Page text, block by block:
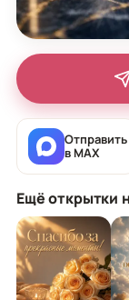
Отправить
в MAX
Ещё открытки